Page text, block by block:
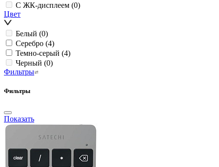
С ЖК-дисплеем (0)
Цвет
Белый (0)
Серебро (4)
Темно-серый (4)
Черный (0)
Фильтры
Фильтры
Показать